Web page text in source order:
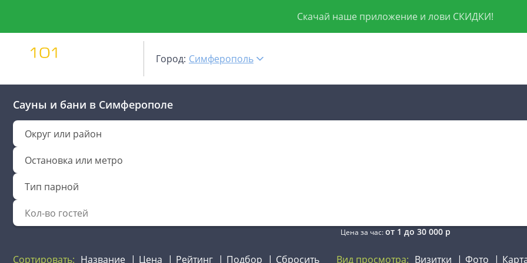
Скачай наше приложение и лови СКИДКИ!
Город: Симферополь
Сауны и бани в Симферополе
Округ или район
Остановка или метро
Тип парной
Цена за час:от 1 до 30 000р
Сортировать: Название Цена Рейтинг Подбор Сбросить Вид просмотра: Визитки Фото